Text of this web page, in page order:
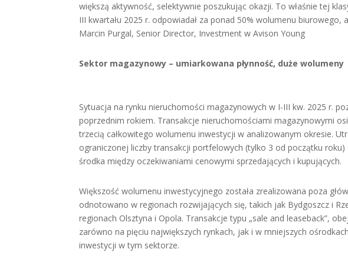
większą aktywność, selektywnie poszukując okazji. To właśnie tej
III kwartału 2025 r. odpowiadał za ponad 50% wolumenu
Marcin Purgal, Senior Director, Investment w Avison Young
Sektor magazynowy – umiarkowana płynność, duże wolumeny
Sytuacja na rynku nieruchomości magazynowych w I-III kw. 2025 r.
poprzednim rokiem. Transakcje nieruchomościami magazynowymi
trzecią całkowitego wolumenu inwestycji w analizowanym okresie.
ograniczonej liczby transakcji portfelowych (tylko 3 od początku
środka między oczekiwaniami cenowymi sprzedających i kupujących.
Większość wolumenu inwestycyjnego została zrealizowana poza
odnotowano w regionach rozwijających się, takich jak Bydgoszcz i
regionach Olsztyna i Opola. Transakcje typu „sale and leaseback”,
zarówno na pięciu największych rynkach, jak i w mniejszych
inwestycji w tym sektorze.